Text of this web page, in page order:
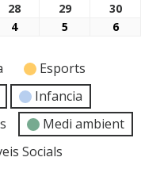
2026
28 28/08/2026
29 29/08/2026
30
404/09/2026
5 05/09/2026
606/
Esports
Infancia
Medi ambient
Socials